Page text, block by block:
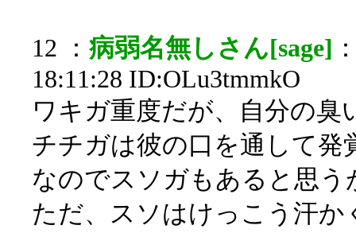
12 ： 病弱名無しさん[sage]
18:11:28 ID:OLu3tmmkO
ワキガ重度だが、自分の臭
チチガは彼の口を通して発
なのでスソガもあると思う
ただ、スソはけっこう汗